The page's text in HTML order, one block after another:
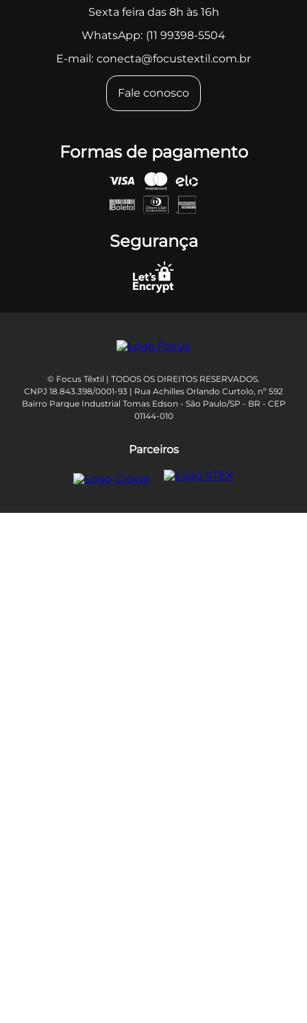
Sexta feira das 8h às 16h
WhatsApp: (11 99398-5504
E-mail: conecta@focustextil.com.br
Fale conosco
Formas de pagamento
Segurança
© Focus Têxtil | TODOS OS DIREITOS RESERVADOS.
CNPJ 18.843.398/0001-93 | Rua Achilles Orlando Curtolo, nº 592
Bairro Parque Industrial Tomas Edson - São Paulo/SP - BR - CEP
01144-010
Parceiros